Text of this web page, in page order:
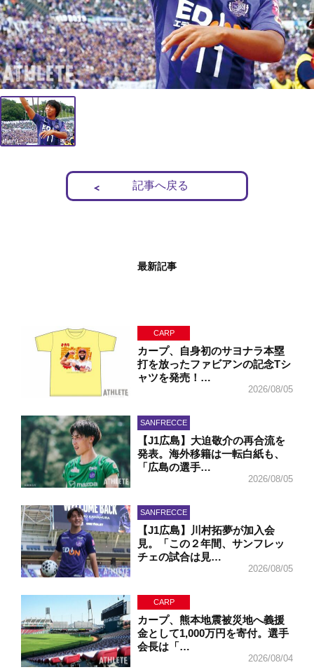
記事へ戻る
最新記事
CARP
カープ、自身初のサヨナラ本塁
打を放ったファビアンの記念Tシ
ャツを発売！…
2026/08/05
SANFRECCE
【J1広島】大迫敬介の再合流を
発表。海外移籍は一転白紙も、
「広島の選手…
2026/08/05
SANFRECCE
【J1広島】川村拓夢が加入会
見。「この２年間、サンフレッ
チェの試合は見…
2026/08/05
CARP
カープ、熊本地震被災地へ義援
金として1,000万円を寄付。選手
会長は「…
2026/08/04